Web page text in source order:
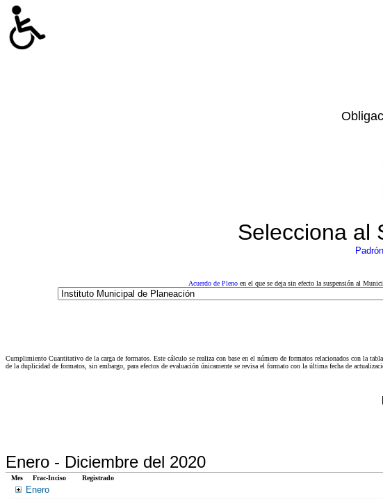
Selecciona al
Acuerdo de Pleno en el que se deja sin efecto la suspensión al
Cumplimiento Cuantitativo de la carga de formatos. Este cálculo se realiza con base en el número de formatos relacionados con la
de la duplicidad de formatos, sin embargo, para efectos de evaluación únicamente se revisa el formato con la última fecha de
Enero - Diciembre del 2020
Mes Frac-Inciso Registrado
Enero